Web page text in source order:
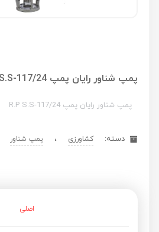
پمپ شناور رایان پمپ R.P S.S-117/24
پمپ شناور رایان پمپ R.P S.S-117/24
دسته: کشاورزی ، پمپ شناور
اصلی